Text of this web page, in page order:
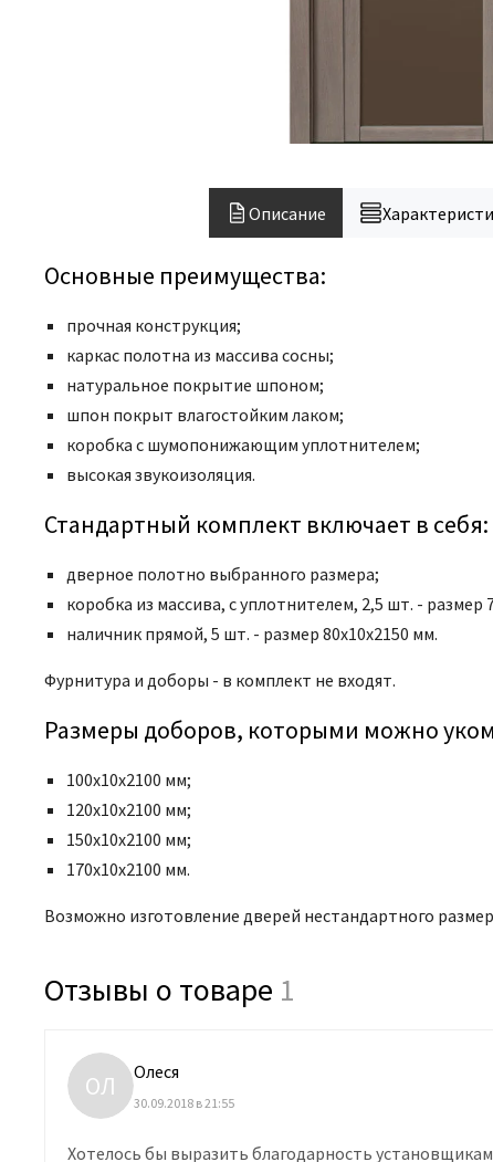
Описание
Основные преимущества:
прочная конструкция;
каркас полотна из массива сосны;
натуральное покрытие шпоном;
шпон покрыт влагостойким лаком;
коробка с шумопонижающим уплотнителем;
высокая звукоизоляция.
Стандартный комплект включает в себя:
дверное полотно выбранного размера;
коробка из массива, с уплотнителем, 2,5 шт. - размер
наличник прямой, 5 шт. - размер 80x10x2150 мм.
Фурнитура и доборы - в комплект не входят.
Размеры доборов, которыми можно
100х10х2100 мм;
120х10х2100 мм;
150х10х2100 мм;
170х10х2100 мм.
Возможно изготовление дверей нестандартного
Отзывы о товаре 1
ОЛ Олеся
30.09.2018 в 21:55
Хотелось бы выразить благодарность